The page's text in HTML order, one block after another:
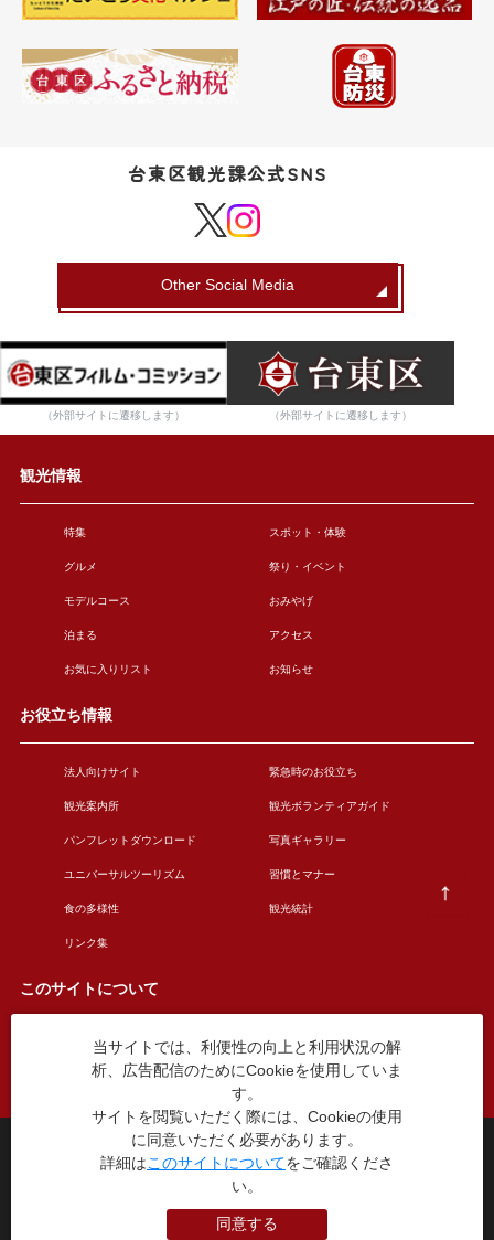
台東区観光課公式SNS
Other Social Media
（外部サイトに遷移します） （外部サイトに遷移します）
観光情報
特集 スポット・体験
グルメ 祭り・イベント
モデルコース おみやげ
泊まる アクセス
お気に入りリスト お知らせ
お役立ち情報
法人向けサイト 緊急時のお役立ち
観光案内所 観光ボランティアガイド
パンフレットダウンロード 写真ギャラリー
ユニバーサルツーリズム 習慣とマナー
食の多様性 観光統計
リンク集
このサイトについて
このサイトについて 広告掲載について
お問い合わせ
台東区役所観光課
〒110-8615 東京都台東区東上野4丁目5番6号
TEL：03-5246-1151
本WEBサイトに掲就されている全データについて無断転載・引用を禁じます。
当サイトでは、利便性の向上と利用状況の解
析、広告配信のためにCookieを使用していま
す。
サイトを閲覧いただく際には、Cookieの使用
に同意いただく必要があります。
詳細はこのサイトについてをご確認くださ
い。
同意する